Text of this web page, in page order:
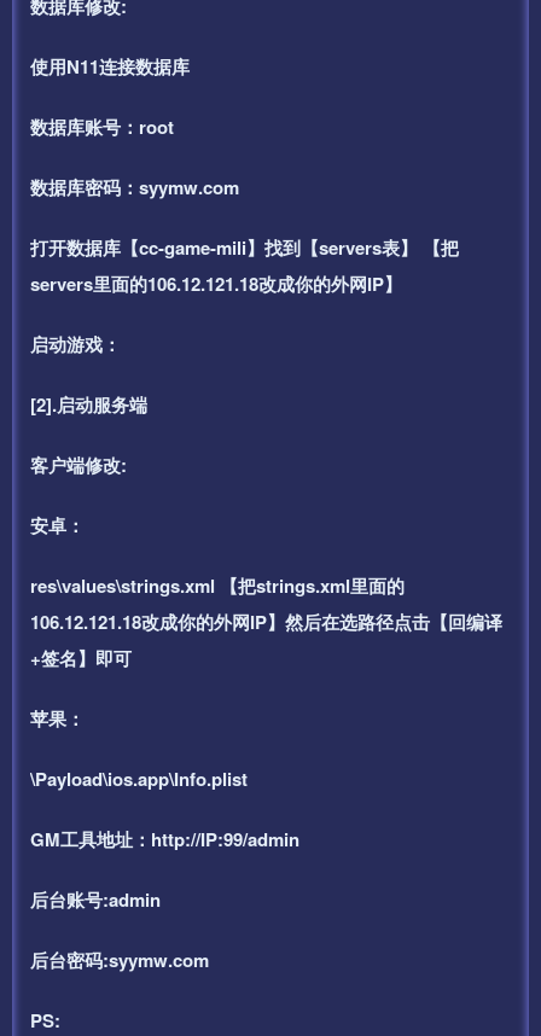
数据库修改:
使用N11连接数据库
数据库账号：root
数据库密码：syymw.com
打开数据库【cc-game-mili】找到【servers表】 【把
servers里面的106.12.121.18改成你的外网IP】
启动游戏：
[2].启动服务端
客户端修改:
安卓：
res\values\strings.xml 【把strings.xml里面的
106.12.121.18改成你的外网IP】然后在选路径点击【回编译
+签名】即可
苹果：
\Payload\ios.app\Info.plist
GM工具地址：http://IP:99/admin
后台账号:admin
后台密码:syymw.com
PS: